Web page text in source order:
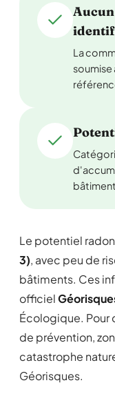
La
soumise
Le potentiel
3), avec peu de
bâtiments. Ces
officiel
Écologique. Pour
de prévention,
catastrophe
Géorisques.